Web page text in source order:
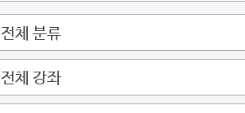
전체 분류
전체 강좌